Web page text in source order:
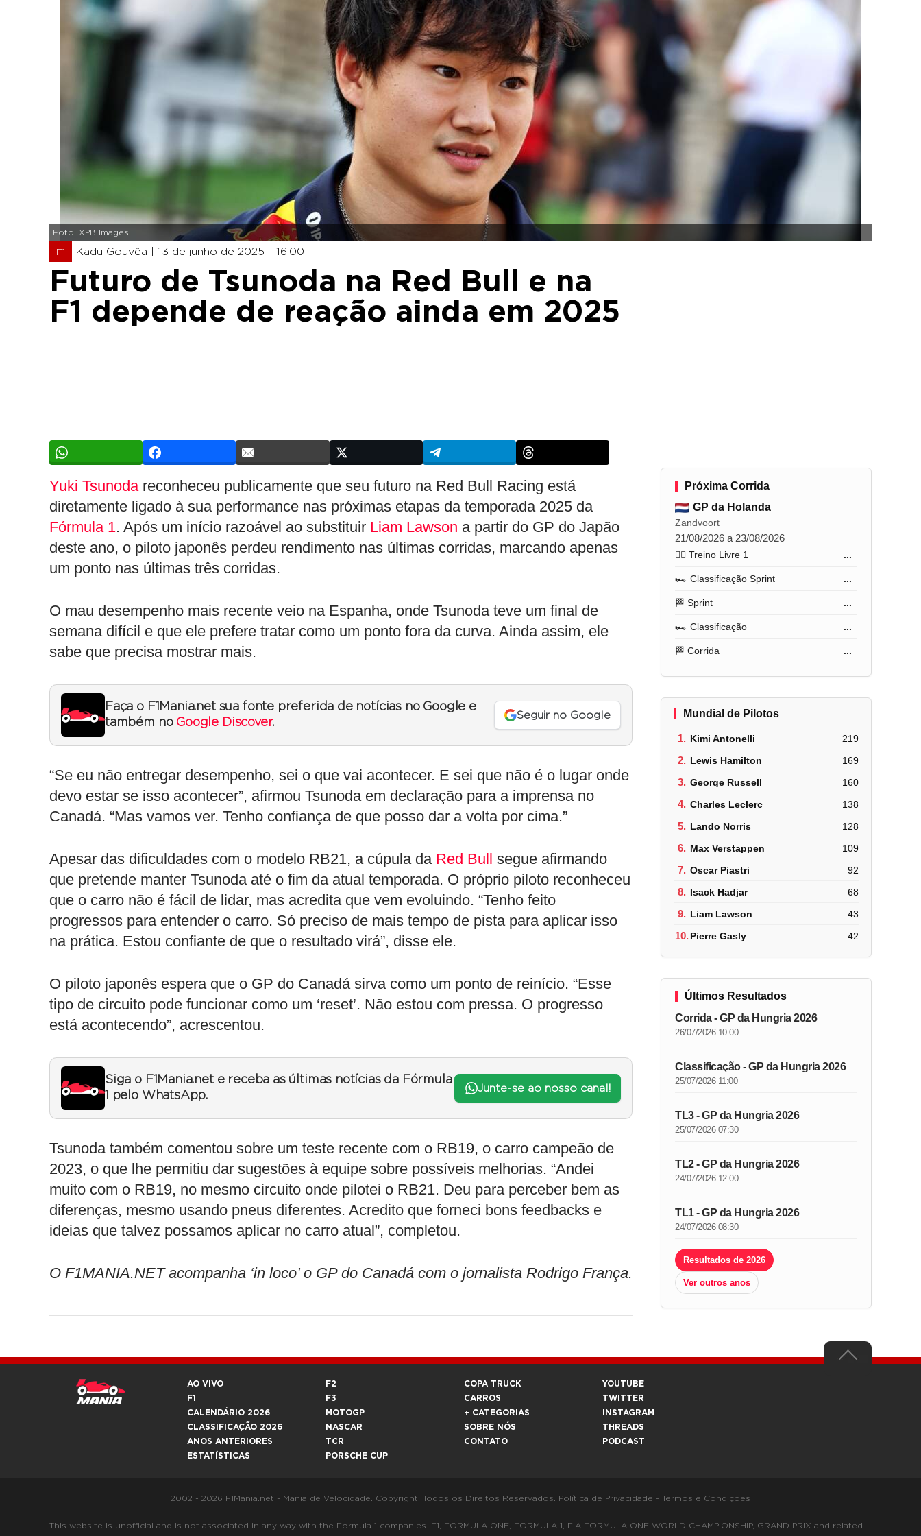
Foto: XPB Images
F1 Kadu Gouvêa | 13 de junho de 2025 - 16:00
Futuro de Tsunoda na Red Bull e na
F1 depende de reação ainda em 2025
Yuki Tsunodareconheceu publicamente que seu futuro na Red Bull Racing está
diretamente ligado à sua performance nas próximas etapas da temporada 2025 da
Fórmula 1. Após um início razoável ao substituir Liam Lawson a partir do GP do Japão
deste ano, o piloto japonês perdeu rendimento nas últimas corridas, marcando apenas
um ponto nas últimas três corridas.
O mau desempenho mais recente veio na Espanha, onde Tsunoda teve um final de
semana difícil e que ele prefere tratar como um ponto fora da curva. Ainda assim, ele
sabe que precisa mostrar mais.
Faça o F1Mania.net sua fonte preferida de notícias no Google e
também no Google Discover.
Seguir no Google
“Se eu não entregar desempenho, sei o que vai acontecer. E sei que não é o lugar onde
devo estar se isso acontecer”, afirmou Tsunoda em declaração para a imprensa no
Canadá. “Mas vamos ver. Tenho confiança de que posso dar a volta por cima.”
Apesar das dificuldades com o modelo RB21, a cúpula da Red Bull segue afirmando
que pretende manter Tsunoda até o fim da atual temporada. O próprio piloto reconheceu
que o carro não é fácil de lidar, mas acredita que vem evoluindo. “Tenho feito
progressos para entender o carro. Só preciso de mais tempo de pista para aplicar isso
na prática. Estou confiante de que o resultado virá”, disse ele.
O piloto japonês espera que o GP do Canadá sirva como um ponto de reinício. “Esse
tipo de circuito pode funcionar como um ‘reset’. Não estou com pressa. O progresso
está acontecendo”, acrescentou.
Siga o F1Mania.net e receba as últimas notícias da Fórmula
1 pelo WhatsApp.
Junte-se ao nosso canal!
Tsunoda também comentou sobre um teste recente com o RB19, o carro campeão de
2023, o que lhe permitiu dar sugestões à equipe sobre possíveis melhorias. “Andei
muito com o RB19, no mesmo circuito onde pilotei o RB21. Deu para perceber bem as
diferenças, mesmo usando pneus diferentes. Acredito que forneci bons feedbacks e
ideias que talvez possamos aplicar no carro atual”, completou.
O F1MANIA.NET acompanha ‘in loco’ o GP do Canadá com o jornalista Rodrigo França.
Próxima Corrida
GP da Holanda
Zandvoort
21/08/2026 a 23/08/2026
🏋️‍♂️ Treino Livre 1 ...
🏎️ Classificação Sprint ...
🏁 Sprint ...
🏎️ Classificação ...
🏁 Corrida ...
Mundial de Pilotos
1. Kimi Antonelli 219
2. Lewis Hamilton 169
3. George Russell 160
4. Charles Leclerc 138
5. Lando Norris 128
6. Max Verstappen 109
7. Oscar Piastri 92
8. Isack Hadjar 68
9. Liam Lawson 43
10.Pierre Gasly 42
Últimos Resultados
Corrida - GP da Hungria 2026
26/07/2026 10:00
Classificação - GP da Hungria 2026
25/07/2026 11:00
TL3 - GP da Hungria 2026
25/07/2026 07:30
TL2 - GP da Hungria 2026
24/07/2026 12:00
TL1 - GP da Hungria 2026
24/07/2026 08:30
Resultados de 2026
Ver outros anos
AO VIVO
F1
CALENDÁRIO 2026
CLASSIFICAÇÃO 2026
ANOS ANTERIORES
ESTATÍSTICAS
F2
F3
MOTOGP
NASCAR
TCR
PORSCHE CUP
COPA TRUCK
CARROS
+ CATEGORIAS
SOBRE NÓS
CONTATO
YOUTUBE
TWITTER
INSTAGRAM
THREADS
PODCAST
2002 - 2026 F1Mania.net - Mania de Velocidade. Copyright. Todos os Direitos Reservados. Política de Privacidade - Termos e Condições
This website is unofficial and is not associated in any way with the Formula 1 companies. F1, FORMULA ONE, FORMULA 1, FIA FORMULA ONE WORLD CHAMPIONSHIP, GRAND PRIX and related